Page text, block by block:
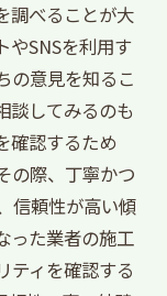
調べることが大
やSNSを利用す
の意見を知るこ
談してみるのも
確認するため
の際、丁寧かつ
信頼性が高い傾
った業者の施工
ティを確認する